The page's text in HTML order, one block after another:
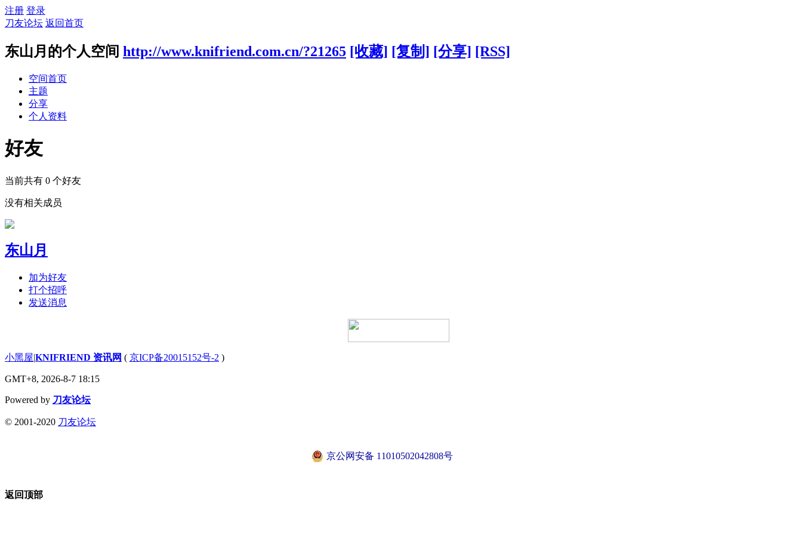
注册 登录
刀友论坛 返回首页
东山月的个人空间 http://www.knifriend.com.cn/?21265 [收藏] [复制] [分享] [RSS]
空间首页
主题
分享
个人资料
好友
当前共有 0 个好友
没有相关成员
东山月
加为好友
打个招呼
发送消息
小黑屋|KNIFRIEND 资讯网 ( 京ICP备20015152号-2 )
GMT+8, 2026-8-7 18:15
Powered by 刀友论坛
© 2001-2020 刀友论坛
京公网安备 11010502042808号
返回顶部